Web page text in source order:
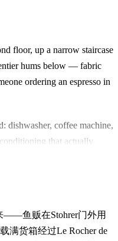
floor, up a narrow staircase
hums below — fabric
ordering an espresso in
dishwasher, coffee machine,
that actually
good linen on the bed, for
a bottle of something cold
there since 1730.
——鱼贩在Stohrer门外用
满货箱经过Le Rocher de